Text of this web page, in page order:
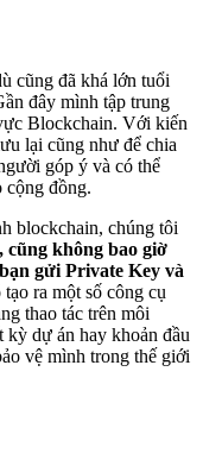
cũng đã khá lớn tuổi
đây mình tập trung
Blockchain. Với kiến
lại cũng như để chia
góp ý và có thể
cộng đồng.
blockchain, chúng tôi
không bao giờ
gửi Private Key và
ra một số công cụ
thao tác trên môi
kỳ dự án hay khoản đầu
vệ mình trong thế giới